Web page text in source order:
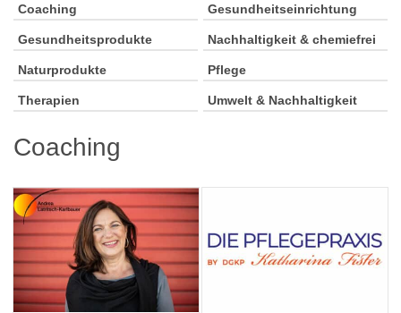
Coaching Gesundheitseinrichtung
Gesundheitsprodukte Nachhaltigkeit & chemiefrei
Naturprodukte Pflege
Therapien Umwelt & Nachhaltigkeit
Coaching